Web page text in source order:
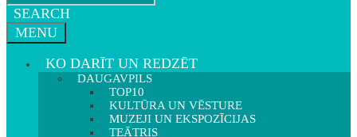
SEARCH
MENU
KO DARĪT UN REDZĒT
DAUGAVPILS
TOP10
KULTŪRA UN VĒSTURE
MUZEJI UN EKSPOZĪCIJAS
TEĀTRIS